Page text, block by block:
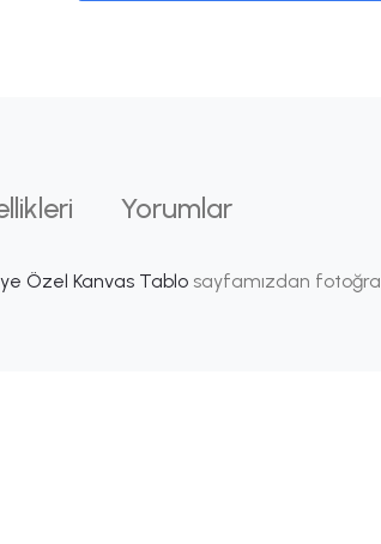
Yorumlar
Özel Kanvas Tablo sayfamızdan